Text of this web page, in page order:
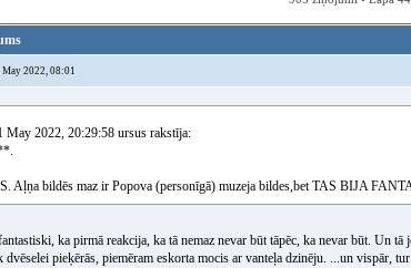
May 2022, 08:01
May 2022, 20:29:58 ursus rakstīja:
Aļņa bildēs maz ir Popova (personīgā) muzeja bildes,bet TAS BIJA
ka pirmā reakcija, ka tā nemaz nevar būt tāpēc, ka nevar būt. Un
dvēselei pieķērās, piemēram eskorta mocis ar vanteļa dzinēju. ...un vispār,